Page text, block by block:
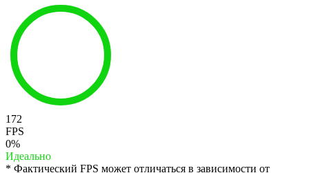
172
FPS
0%
Идеально
* Фактический FPS может отличаться в зависимости от